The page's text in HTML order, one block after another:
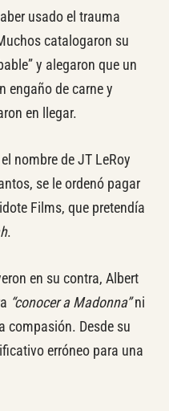
usado el trauma
catalogaron su
y alegaron que un
engaño de carne y
en llegar.
nombre de JT LeRoy
se le ordenó pagar
Films, que pretendía
.
en su contra, Albert
“conocer a Madonna”ni
compasión. Desde su
erróneo para una